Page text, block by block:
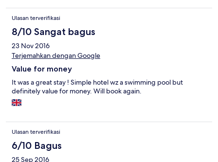
Ulasan terverifikasi
8/10 Sangat bagus
23 Nov 2016
Terjemahkan dengan Google
Value for money
It was a great stay ! Simple hotel wz a swimming pool but
definitely value for money. Will book again.
Ulasan terverifikasi
6/10 Bagus
25 Sep 2016